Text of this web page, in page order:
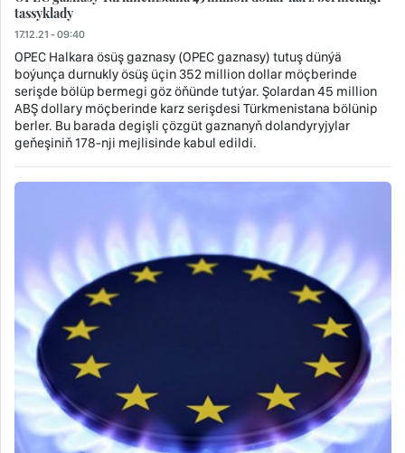
tassyklady
17.12.21 - 09:40
OPEC Halkara ösüş gaznasy (OPEC gaznasy) tutuş dünýä
boýunça durnukly ösüş üçin 352 million dollar möçberinde
serişde bölüp bermegi göz öňünde tutýar. Şolardan 45 million
ABŞ dollary möçberinde karz serişdesi Türkmenistana bölünip
berler. Bu barada degişli çözgüt gaznanyň dolandyryjylar
geňeşiniň 178-nji mejlisinde kabul edildi.